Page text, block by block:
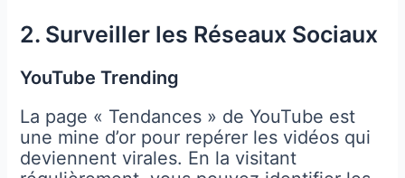
2. Surveiller les Réseaux Sociaux
YouTube Trending
La page « Tendances » de YouTube est
une mine d’or pour repérer les vidéos qui
deviennent virales. En la visitant